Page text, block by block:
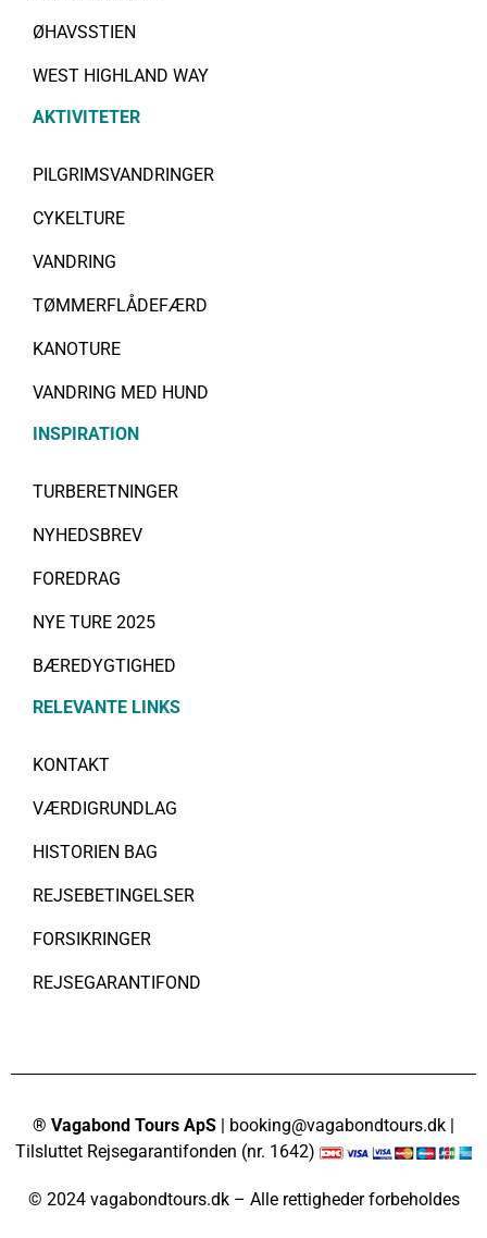
ØHAVSSTIEN
WEST HIGHLAND WAY
AKTIVITETER
PILGRIMSVANDRINGER
CYKELTURE
VANDRING
TØMMERFLÅDEFÆRD
KANOTURE
VANDRING MED HUND
INSPIRATION
TURBERETNINGER
NYHEDSBREV
FOREDRAG
NYE TURE 2025
BÆREDYGTIGHED
RELEVANTE LINKS
KONTAKT
VÆRDIGRUNDLAG
HISTORIEN BAG
REJSEBETINGELSER
FORSIKRINGER
REJSEGARANTIFOND
® Vagabond Tours ApS | booking@vagabondtours.dk |
Tilsluttet Rejsegarantifonden (nr. 1642)
© 2024 vagabondtours.dk – Alle rettigheder forbeholdes